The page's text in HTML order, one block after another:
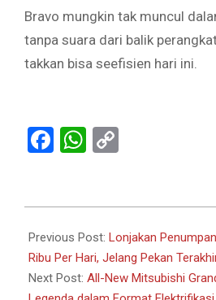
Bravo mungkin tak muncul
tanpa suara dari balik
takkan bisa seefisien hari ini.
Facebook
WhatsApp
07-
07
Previous Post: Lonjakan
Ribu Per Hari, Jelang Pekan
Next Post: All-New Mitsubishi